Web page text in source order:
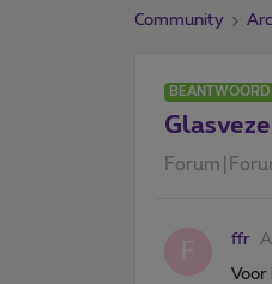
Community
BEANTWOORD
F ffr
Voor